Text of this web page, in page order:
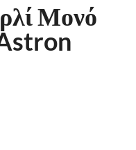
Μονό